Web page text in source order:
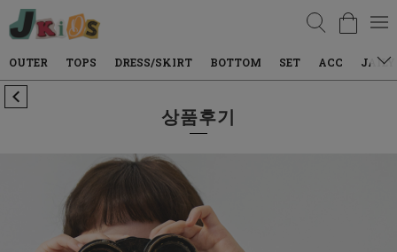
검색
TOPS DRESS/SKIRT BOTTOM SET ACC JAILY WEAR
상품후기